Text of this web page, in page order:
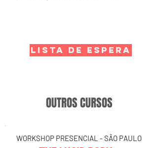
LISTA DE ESPERA
OUTROS CURSOS
WORKSHOP PRESENCIAL - SÃO PAULO